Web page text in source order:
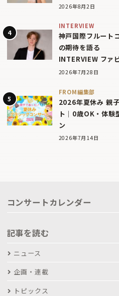
2026年8月2日
INTERVIEW
神戸国際フルート
の期待を語る
INTERVIEW ファ
2026年7月28日
FROM編集部
2026年夏休み 親
ト｜0歳OK・体験
ン
2026年7月14日
コンサートカレンダー
記事を読む
ニュース
企画・連載
トピックス